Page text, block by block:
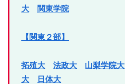
大
関東学院
【関東２部】
拓殖大 法政大 山梨学院大
大
日体大